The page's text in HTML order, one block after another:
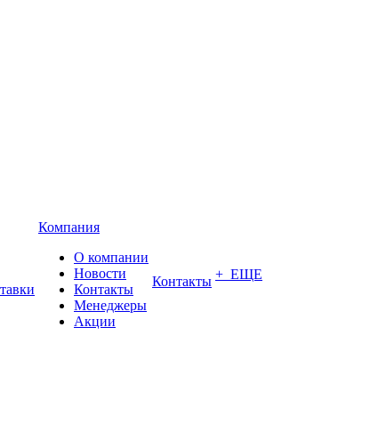
Компания
О компании
Новости
Контакты
Менеджеры
Акции
Контакты + ЕЩЕ